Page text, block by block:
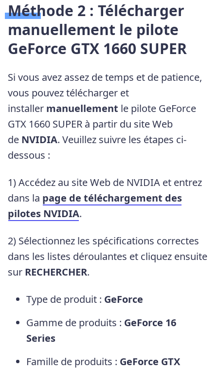
Méthode 2 : Télécharger
manuellement le pilote
GeForce GTX 1660 SUPER
Si vous avez assez de temps et de patience,
vous pouvez télécharger et
installer manuellement le pilote GeForce
GTX 1660 SUPER à partir du site Web
de NVIDIA. Veuillez suivre les étapes ci-
dessous :
1) Accédez au site Web de NVIDIA et entrez
dans la page de téléchargement des
pilotes NVIDIA.
2) Sélectionnez les spécifications correctes
dans les listes déroulantes et cliquez ensuite
sur RECHERCHER.
Type de produit : GeForce
Gamme de produits : GeForce 16
Series
Famille de produits : GeForce GTX